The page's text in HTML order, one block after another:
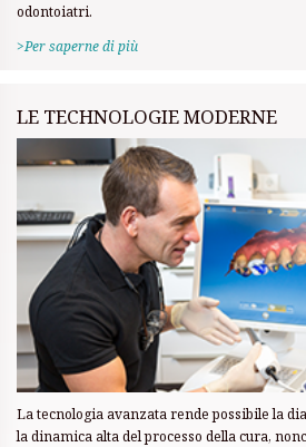
odontoiatri.
>Per saperne di più
LE TECHNOLOGIE MODERNE
La tecnologia avanzata rende possibile la
la dinamica alta del processo della cura,